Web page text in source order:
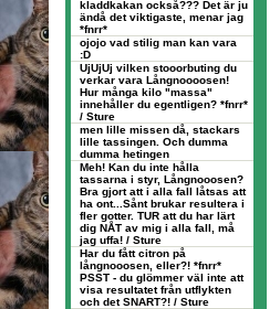
kladdkakan också??? Det är ju
ändå det viktigaste, menar jag
*fnrr*
ojojo vad stilig man kan vara
:D
UjUjUj vilken stooorbuting du
verkar vara Långnoooosen!
Hur många kilo "massa"
innehåller du egentligen? *fnrr*
/ Sture
men lille missen då, stackars
lille tassingen. Och dumma
dumma hetingen
Meh! Kan du inte hålla
tassarna i styr, Långnooosen?
Bra gjort att i alla fall låtsas att
ha ont...Sånt brukar resultera i
fler gotter. TUR att du har lärt
dig NÅT av mig i alla fall, må
jag uffa! / Sture
Har du fått citron på
långnooosen, eller?! *fnrr*
PSST - du glömmer väl inte att
visa resultatet från utflykten
och det SNART?! / Sture